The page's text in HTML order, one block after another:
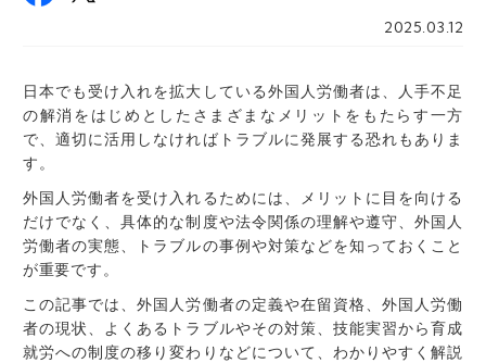
2025.03.12
日本でも受け入れを拡大している外国人労働者は、人手不足
の解消をはじめとしたさまざまなメリットをもたらす一方
で、適切に活用しなければトラブルに発展する恐れもありま
す。
外国人労働者を受け入れるためには、メリットに目を向ける
だけでなく、具体的な制度や法令関係の理解や遵守、外国人
労働者の実態、トラブルの事例や対策などを知っておくこと
が重要です。
この記事では、外国人労働者の定義や在留資格、外国人労働
者の現状、よくあるトラブルやその対策、技能実習から育成
就労への制度の移り変わりなどについて、わかりやすく解説